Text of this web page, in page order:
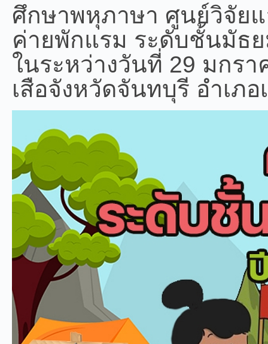
ศึกษาพหุภาษา ศูนย์วิจัย
ค่ายพักแรม ระดับชั้นมัธ
ในระหว่างวันที่ 29 มกร
เสือจังหวัดจันทบุรี อําเภ